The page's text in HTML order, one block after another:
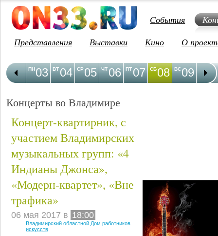
События
Представления
Выставки Кино О
03
ПН 04
ВТ 05
СР 06
ЧТ 07
ПТ 08
СБ 09
ВС 10
ПН
Концерты во Владимире
Концерт-квартирник, с
участием Владимирских
музыкальных групп: «4
Индианы Джонса»,
«Модерн-квартет», «Вне
трафика»
06 мая 2017 в 18:00
Владимирский областной Дом работников
искусств